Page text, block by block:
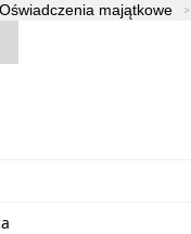
Oświadczenia majątkowe